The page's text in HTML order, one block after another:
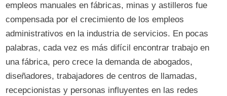
empleos manuales en fábricas, minas y astilleros fue
compensada por el crecimiento de los empleos
administrativos en la industria de servicios. En pocas
palabras, cada vez es más difícil encontrar trabajo en
una fábrica, pero crece la demanda de abogados,
diseñadores, trabajadores de centros de llamadas,
recepcionistas y personas influyentes en las redes